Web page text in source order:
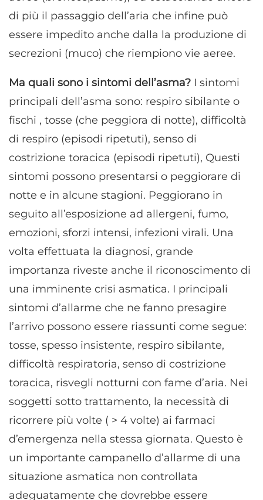
di più il passaggio dell’aria che infine può
essere impedito anche dalla la produzione di
secrezioni (muco) che riempiono vie aeree.
Ma quali sono i sintomi dell’asma? I sintomi
principali dell’asma sono: respiro sibilante o
fischi , tosse (che peggiora di notte), difficoltà
di respiro (episodi ripetuti), senso di
costrizione toracica (episodi ripetuti), Questi
sintomi possono presentarsi o peggiorare di
notte e in alcune stagioni. Peggiorano in
seguito all’esposizione ad allergeni, fumo,
emozioni, sforzi intensi, infezioni virali. Una
volta effettuata la diagnosi, grande
importanza riveste anche il riconoscimento di
una imminente crisi asmatica. I principali
sintomi d’allarme che ne fanno presagire
l’arrivo possono essere riassunti come segue:
tosse, spesso insistente, respiro sibilante,
difficoltà respiratoria, senso di costrizione
toracica, risvegli notturni con fame d’aria. Nei
soggetti sotto trattamento, la necessità di
ricorrere più volte ( > 4 volte) ai farmaci
d’emergenza nella stessa giornata. Questo è
un importante campanello d’allarme di una
situazione asmatica non controllata
adeguatamente che dovrebbe essere